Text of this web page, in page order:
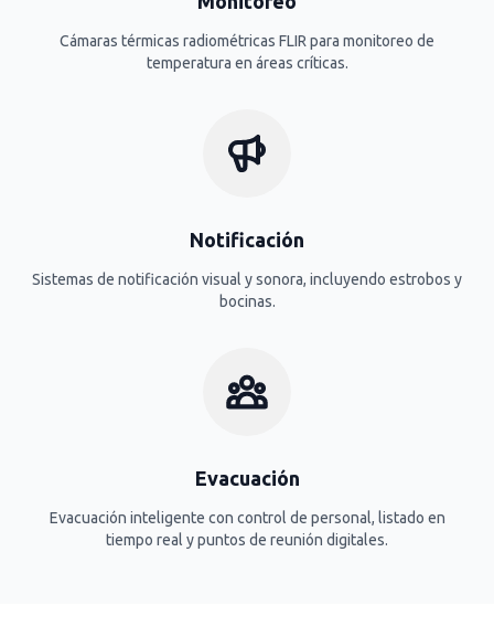
Cámaras térmicas radiométricas FLIR para monitoreo de
temperatura en áreas críticas.
Notificación
Sistemas de notificación visual y sonora, incluyendo estrobos y
bocinas.
Evacuación
Evacuación inteligente con control de personal, listado en
tiempo real y puntos de reunión digitales.